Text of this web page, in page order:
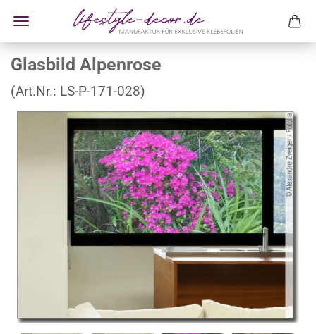
Glasbild Alpenrose
(Art.Nr.: LS-P-171-028)